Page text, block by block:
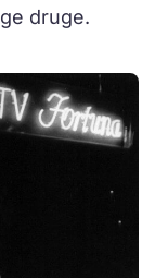
druge.